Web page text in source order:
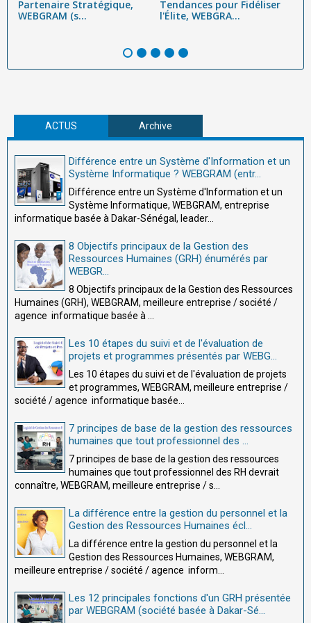
Partenaire Stratégique,
WEBGRAM (s...
Tendances pour Fidéliser
l'Élite, WEBGRA...
ACTUS Archive
Différence entre un Système d'Information et un
Système Informatique ? WEBGRAM (entr...
Différence entre un Système d'Information et un
Système Informatique, WEBGRAM, entreprise
informatique basée à Dakar-Sénégal, leader...
8 Objectifs principaux de la Gestion des
Ressources Humaines (GRH) énumérés par
WEBGR...
8 Objectifs principaux de la Gestion des Ressources
Humaines (GRH), WEBGRAM, meilleure entreprise / société /
agence informatique basée à ...
Les 10 étapes du suivi et de l'évaluation de
projets et programmes présentés par WEBG...
Les 10 étapes du suivi et de l'évaluation de projets
et programmes, WEBGRAM, meilleure entreprise /
société / agence informatique basée...
7 principes de base de la gestion des ressources
humaines que tout professionnel des ...
7 principes de base de la gestion des ressources
humaines que tout professionnel des RH devrait
connaître, WEBGRAM, meilleure entreprise / s...
La différence entre la gestion du personnel et la
Gestion des Ressources Humaines écl...
La différence entre la gestion du personnel et la
Gestion des Ressources Humaines, WEBGRAM,
meilleure entreprise / société / agence inform...
Les 12 principales fonctions d'un GRH présentée
par WEBGRAM (société basée à Dakar-Sé...